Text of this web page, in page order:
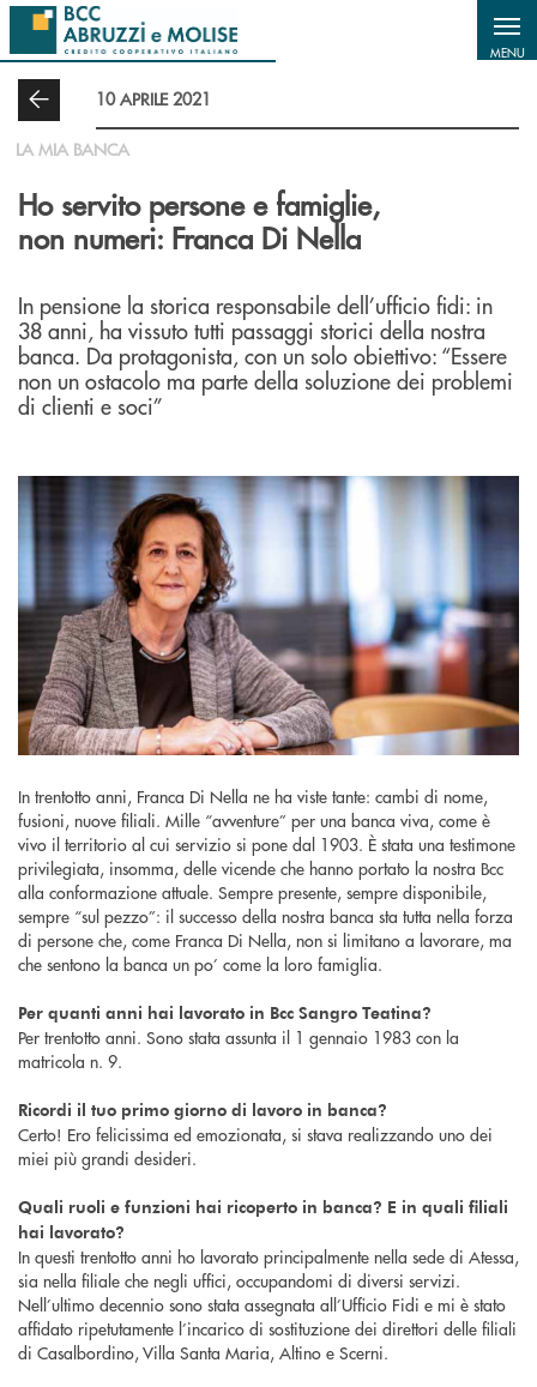
Salta al contenuto principale
MENU
10 APRILE 2021
LA MIA BANCA
Ho servito persone e famiglie,
non numeri: Franca Di Nella
In pensione la storica responsabile dell’ufficio fidi: in
38 anni, ha vissuto tutti passaggi storici della nostra
banca. Da protagonista, con un solo obiettivo: “Essere
non un ostacolo ma parte della soluzione dei problemi
di clienti e soci”
In trentotto anni, Franca Di Nella ne ha viste tante: cambi di nome,
fusioni, nuove filiali. Mille “avventure” per una banca viva, come è
vivo il territorio al cui servizio si pone dal 1903. È stata una testimone
privilegiata, insomma, delle vicende che hanno portato la nostra Bcc
alla conformazione attuale. Sempre presente, sempre disponibile,
sempre “sul pezzo”: il successo della nostra banca sta tutta nella forza
di persone che, come Franca Di Nella, non si limitano a lavorare, ma
che sentono la banca un po’ come la loro famiglia.
Per quanti anni hai lavorato in Bcc Sangro Teatina?
Per trentotto anni. Sono stata assunta il 1 gennaio 1983 con la
matricola n. 9.
Ricordi il tuo primo giorno di lavoro in banca?
Certo! Ero felicissima ed emozionata, si stava realizzando uno dei
miei più grandi desideri.
Quali ruoli e funzioni hai ricoperto in banca? E in quali filiali
hai lavorato?
In questi trentotto anni ho lavorato principalmente nella sede di Atessa,
sia nella filiale che negli uffici, occupandomi di diversi servizi.
Nell’ultimo decennio sono stata assegnata all’Ufficio Fidi e mi è stato
affidato ripetutamente l’incarico di sostituzione dei direttori delle filiali
di Casalbordino, Villa Santa Maria, Altino e Scerni.